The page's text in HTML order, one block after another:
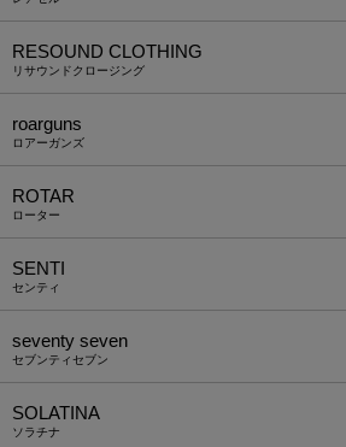
RESOUND CLOTHING
リサウンドクロージング
roarguns
ロアーガンズ
ROTAR
ローター
SENTI
センティ
seventy seven
セブンティセブン
SOLATINA
ソラチナ